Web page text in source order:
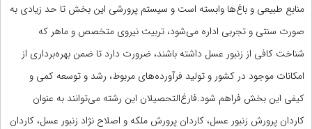
منابع طبیعی و باغ‌ها وابسته است و سیستم پرورشی این بخش تا حد زیادی به
صورت سنتی و تجربی اداره می‌شود، تربیت نیروی متخصص و ماهر که
شناخت کافی از زنبور عسل داشته باشند، ضرورت دارد تا ضمن بهره‌برداری از
امکانات موجود در کشور و تولید فرآورده‌های مربوط، رشد و توسعه کمی و
کیفی این بخش فراهم شود.فارغ‌التحصیلان این رشته می‌توانند به عنوان
کاردان پرورش زنبور عسل، کاردان پرورش ملکه و اصلاح نژاد زنبور عسل، کاردان